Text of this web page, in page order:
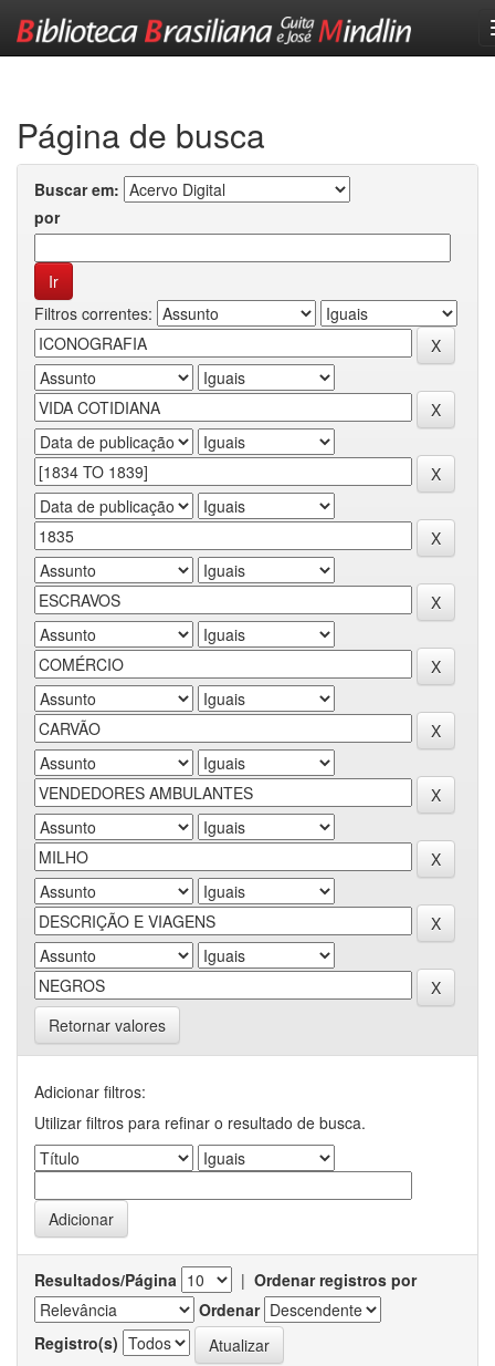
Página de busca
Buscar em:
por
Filtros correntes:
Retornar valores
Adicionar filtros:
Utilizar filtros para refinar o resultado de busca.
Resultados/Página | Ordenar registros por
Ordenar
Registro(s)